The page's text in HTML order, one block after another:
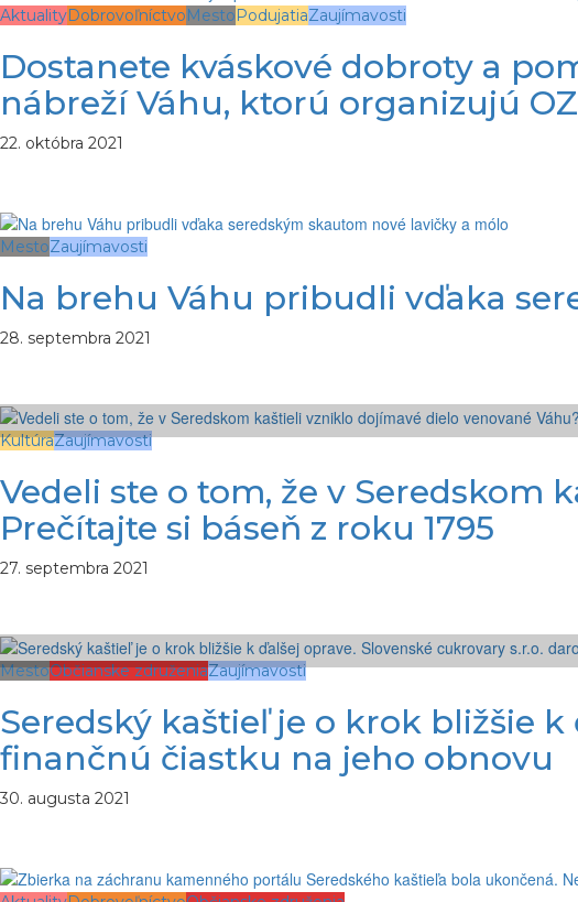
AktualityDobrovoľníctvo Mesto PodujatiaZaujímavosti
Dostanete kváskové dobroty a
nábreží Váhu, ktorú organizujú
22. októbra 2021
MestoZaujímavosti
Na brehu Váhu pribudli vďaka
28. septembra 2021
KultúraZaujímavosti
Vedeli ste o tom, že v Seredskom
Prečítajte si báseň z roku 1795
27. septembra 2021
MestoObčianske združeniaZaujímavosti
Seredský kaštieľ je o krok bližšie
finančnú čiastku na jeho obnovu
30. augusta 2021